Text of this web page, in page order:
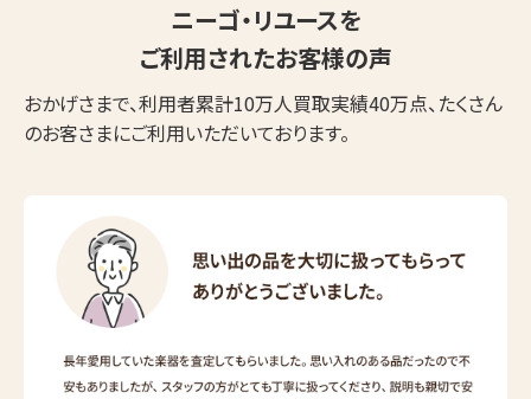
ウェブから1分
かんたん査定見積
フリーダイヤル
ニーゴ・リユースを
ご利用されたお客様の声
おかげさまで、利用者累計10万人買取実績40万点、たくさん
のお客さまにご利用いただいております。